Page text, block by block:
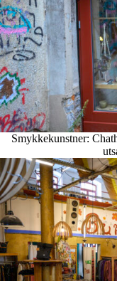
Smykkekunstner: